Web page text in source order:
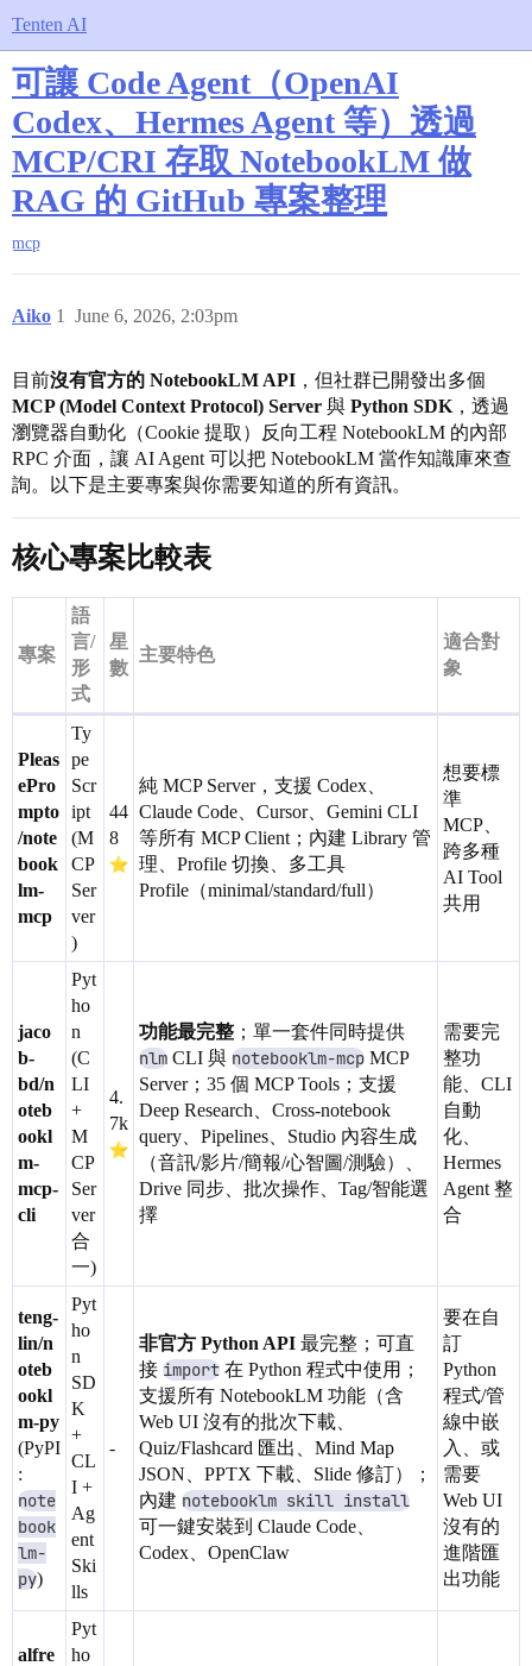
Tenten AI
可讓 Code Agent（OpenAI
Codex、Hermes Agent 等）透過
MCP/CRI 存取 NotebookLM 做
RAG 的 GitHub 專案整理
mcp
Aiko June 6, 2026, 2:03pm
1
目前沒有官方的 NotebookLM API ，但社群已開發出多個
MCP (Model Context Protocol) Server 與 Python SDK ，透過
瀏覽器自動化（Cookie 提取）反向工程 NotebookLM 的內部
RPC 介面，讓 AI Agent 可以把 NotebookLM 當作知識庫來查
詢。以下是主要專案與你需要知道的所有資訊。
核心專案比較表
專案
語
言/
形
式
星
數
主要特色
適合對
象
Pleas
ePro
mpto
/note
book
lm-
mcp
Ty
pe
Scr
ipt
(M
CP
Ser
ver
)
44
8
純 MCP Server，支援 Codex、
Claude Code、Cursor、Gemini CLI
等所有 MCP Client；內建 Library 管
理、Profile 切換、多工具
Profile（minimal/standard/full）
想要標
準
MCP、
跨多種
AI Tool
共用
jaco
b-
bd/n
oteb
ookl
m-
mcp-
cli
Pyt
ho
n
(C
LI
+
M
CP
Ser
ver
合
一)
4.
7k
功能最完整 ；單一套件同時提供
nlm CLI 與 notebooklm-mcp MCP
Server；35 個 MCP Tools；支援
Deep Research、Cross-notebook
query、Pipelines、Studio 內容生成
（音訊/影片/簡報/心智圖/測驗）、
Drive 同步、批次操作、Tag/智能選
擇
需要完
整功
能、CLI
自動
化、
Hermes
Agent 整
合
teng-
lin/n
oteb
ookl
m-py
(PyPI
:
note
book
lm-
py)
Pyt
ho
n
SD
K
+
CL
I +
Ag
ent
Ski
lls
-
非官方 Python API 最完整；可直
接 import 在 Python 程式中使用；
支援所有 NotebookLM 功能（含
Web UI 沒有的批次下載、
Quiz/Flashcard 匯出、Mind Map
JSON、PPTX 下載、Slide 修訂）；
內建 notebooklm skill install
可一鍵安裝到 Claude Code、
Codex、OpenClaw
要在自
訂
Python
程式/管
線中嵌
入、或
需要
Web UI
沒有的
進階匯
出功能
alfre
Pyt
ho